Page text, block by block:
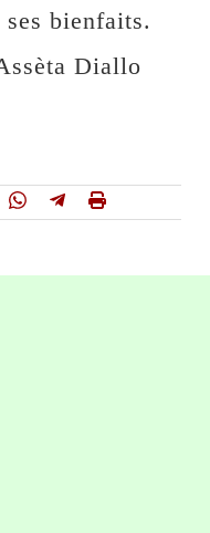
bienfaits.
Diallo